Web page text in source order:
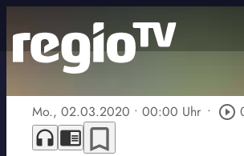
Mo., 02.03.2020 • 00:00 Uhr • play_circle_outline
headphones chrome_reader_mode bookmark_border